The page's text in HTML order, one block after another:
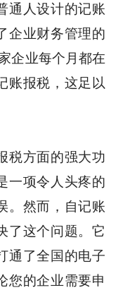
通人设计的记账
企业财务管理的
企业每个月都在
账报税，这足以
税方面的强大功
一项令人头疼的
。然而，自记账
了这个问题。它
通了全国的电子
您的企业需要申